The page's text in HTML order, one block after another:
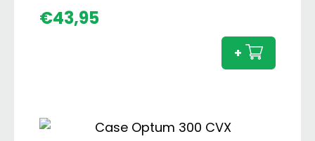
€43,95
600
+